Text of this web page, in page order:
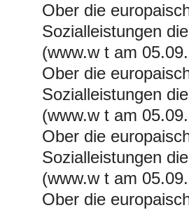
Ober die
Sozialleistungen
(www.w t am
Ober die
Sozialleistungen
(www.w t am
Ober die
Sozialleistungen
(www.w t am
Ober die